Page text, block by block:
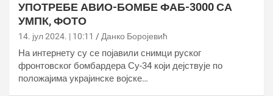
УПОТРЕБЕ АВИО-БОМБЕ ФАБ-3000 СА
УМПК, ФОТО
14. јул 2024. | 10:11 Данко Боројевић
На интернету су се појавили снимци руског
фронтовског бомбардера Су-34 који дејствује по
положајима украјинске војске…